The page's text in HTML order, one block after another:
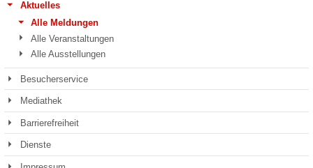
Aktuelles
Alle Meldungen
Alle Veranstaltungen
Alle Ausstellungen
Besucherservice
Mediathek
Barrierefreiheit
Dienste